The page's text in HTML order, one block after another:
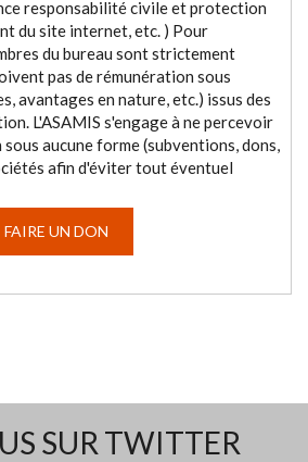
responsabilité civile et protection
du site internet, etc. ) Pour
du bureau sont strictement
pas de rémunération sous
avantages en nature, etc.) issus des
L'ASAMIS s'engage à ne percevoir
aucune forme (subventions, dons,
afin d'éviter tout éventuel
FAIRE UN DON
SUR TWITTER